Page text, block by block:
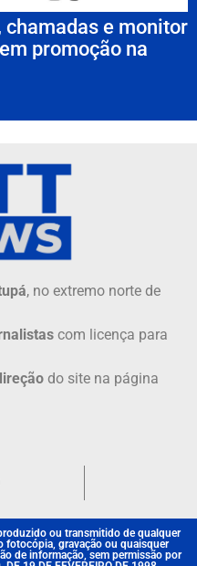
e monitor
promoção na
, no extremo norte de
com licença para
do site na página
ou transmitido de qualquer
gravação ou quaisquer
de informação, sem permissão por